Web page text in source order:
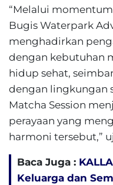
“Melalui
Bugis Waterpark
menghadirkan
dengan kebutuhan
hidup sehat,
dengan lingkungan
Matcha Session
perayaan yang
harmoni tersebut,”
Baca Juga :
Keluarga dan